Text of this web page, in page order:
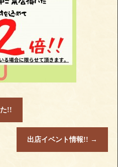
!!
出店イベント情報!! →